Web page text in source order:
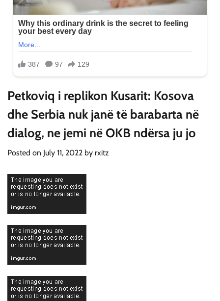
Petkoviq i replikon Kusarit: Kosova
dhe Serbia nuk janë të barabarta në
dialog, ne jemi në OKB ndërsa ju jo
Posted on July 11, 2022 by rxitz